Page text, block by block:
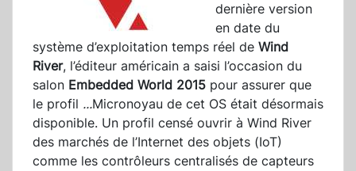
dernière version
en date du
système d’exploitation temps réel de Wind
River, l’éditeur américain a saisi l’occasion du
salon Embedded World 2015 pour assurer que
le profil ...Micronoyau de cet OS était désormais
disponible. Un profil censé ouvrir à Wind River
des marchés de l’Internet des objets (IoT)
comme les contrôleurs centralisés de capteurs